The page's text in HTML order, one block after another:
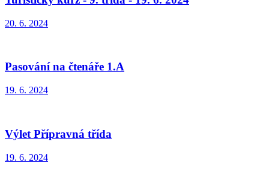
20. 6. 2024
Pasování na čtenáře 1.A
19. 6. 2024
Výlet Přípravná třída
19. 6. 2024